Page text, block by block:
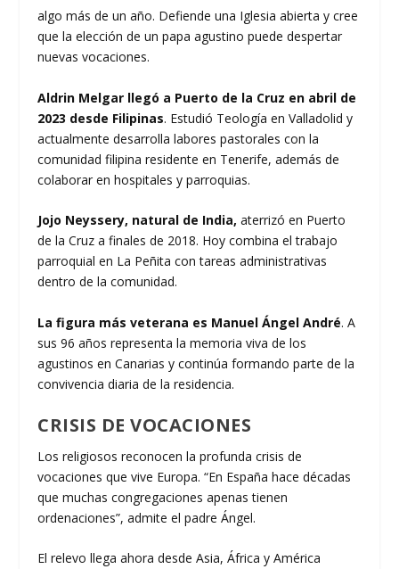
algo más de un año. Defiende una Iglesia abierta y cree
que la elección de un papa agustino puede despertar
nuevas vocaciones.
Aldrin Melgar llegó a Puerto de la Cruz en abril de
2023 desde Filipinas. Estudió Teología en Valladolid y
actualmente desarrolla labores pastorales con la
comunidad filipina residente en Tenerife, además de
colaborar en hospitales y parroquias.
Jojo Neyssery, natural de India, aterrizó en Puerto
de la Cruz a finales de 2018. Hoy combina el trabajo
parroquial en La Peñita con tareas administrativas
dentro de la comunidad.
La figura más veterana es Manuel Ángel André. A
sus 96 años representa la memoria viva de los
agustinos en Canarias y continúa formando parte de la
convivencia diaria de la residencia.
CRISIS DE VOCACIONES
Los religiosos reconocen la profunda crisis de
vocaciones que vive Europa. “En España hace décadas
que muchas congregaciones apenas tienen
ordenaciones”, admite el padre Ángel.
El relevo llega ahora desde Asia, África y América